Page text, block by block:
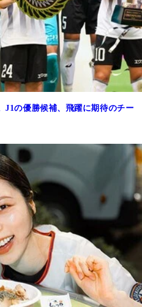
J1の優勝候補、飛躍に期待のチー